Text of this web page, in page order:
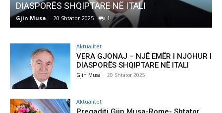
DIASPORËS SHQIPTARE NË ITALI
Gjin Musa - 20 Shtator 2025 1
Aktualitet
VERA GJONAJ – NJË EMËR I NJOHUR I
DIASPORËS SHQIPTARE NË ITALI
Gjin Musa - 20 Shtator 2025
Aktualitet